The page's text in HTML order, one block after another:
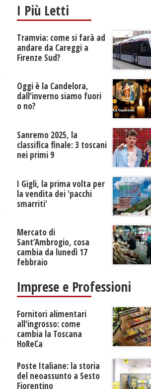
I Più Letti
Tramvia: come si farà ad
andare da Careggi a
Firenze Sud?
Oggi è la Candelora,
dall'inverno siamo fuori
o no?
Sanremo 2025, la
classifica finale: 3 toscani
nei primi 9
I Gigli, la prima volta per
la vendita dei 'pacchi
smarriti'
Mercato di
Sant’Ambrogio, cosa
cambia da lunedì 17
febbraio
Imprese e Professioni
Fornitori alimentari
all'ingrosso: come
cambia la Toscana
HoReCa
Poste Italiane: la storia
del neoassunto a Sesto
Fiorentino